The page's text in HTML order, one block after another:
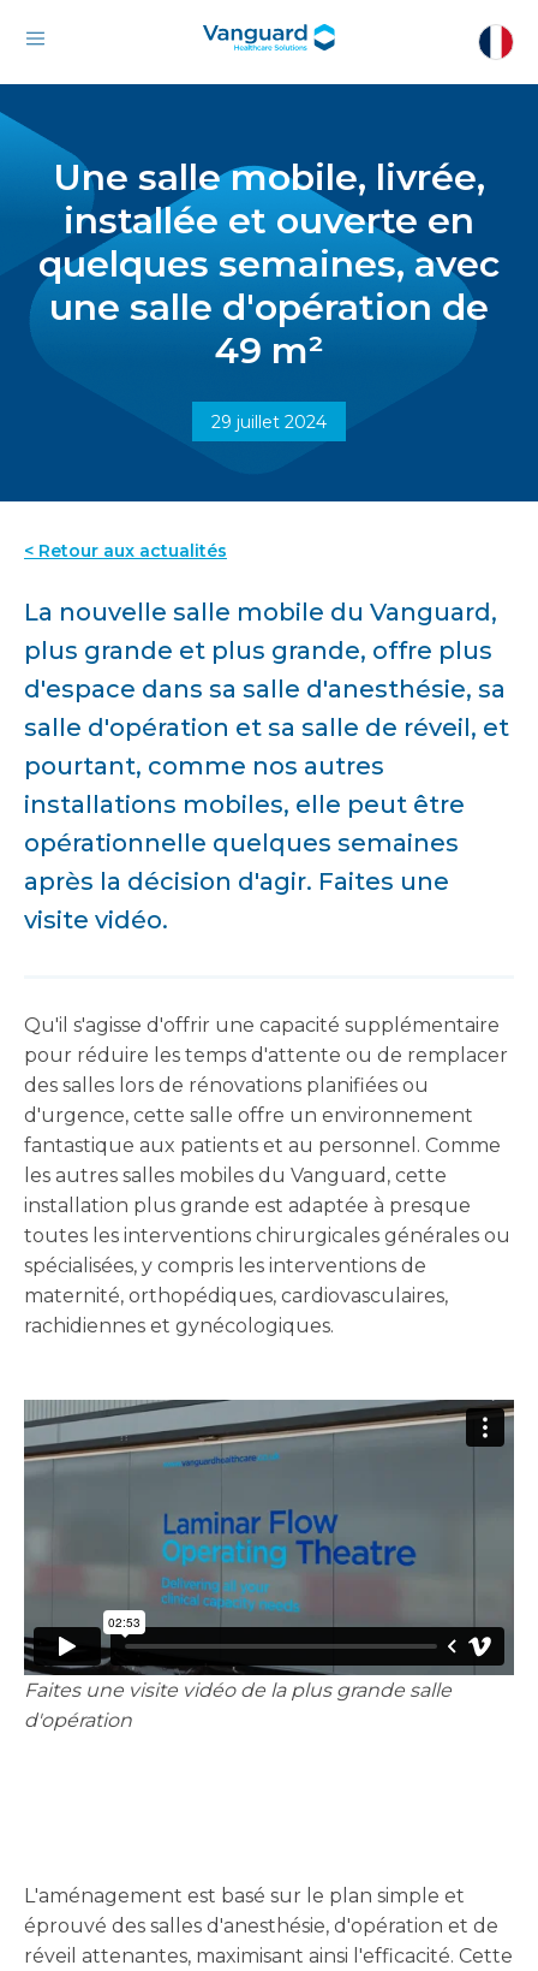
Une salle mobile, livrée,
installée et ouverte en
quelques semaines, avec
une salle d'opération de
49 m²
29 juillet 2024
< Retour aux actualités
La nouvelle salle mobile du Vanguard,
plus grande et plus grande, offre plus
d'espace dans sa salle d'anesthésie, sa
salle d'opération et sa salle de réveil, et
pourtant, comme nos autres
installations mobiles, elle peut être
opérationnelle quelques semaines
après la décision d'agir. Faites une
visite vidéo.
Qu'il s'agisse d'offrir une capacité supplémentaire
pour réduire les temps d'attente ou de remplacer
des salles lors de rénovations planifiées ou
d'urgence, cette salle offre un environnement
fantastique aux patients et au personnel. Comme
les autres salles mobiles du Vanguard, cette
installation plus grande est adaptée à presque
toutes les interventions chirurgicales générales ou
spécialisées, y compris les interventions de
maternité, orthopédiques, cardiovasculaires,
rachidiennes et gynécologiques.
Faites une visite vidéo de la plus grande salle
d'opération
L'aménagement est basé sur le plan simple et
éprouvé des salles d'anesthésie, d'opération et de
réveil attenantes, maximisant ainsi l'efficacité. Cette